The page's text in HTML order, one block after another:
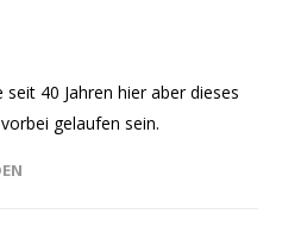
40 Jahren hier aber dieses
gelaufen sein.